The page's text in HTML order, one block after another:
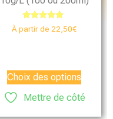
Note
4.85
À partir de 22,50€
Choix des options
Mettre de côté